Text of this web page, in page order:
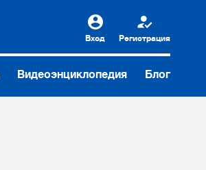
Вход Регистрация
Видеоэнциклопедия Блог